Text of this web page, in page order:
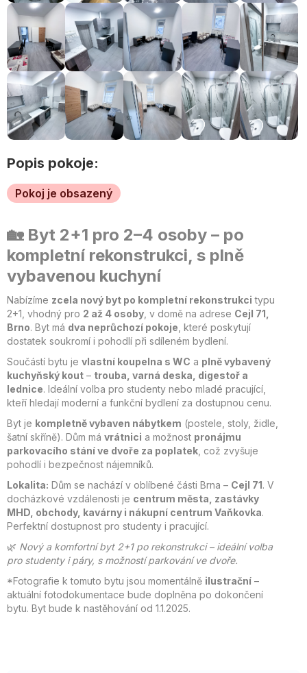
Popis pokoje:
Pokoj je obsazený
🏡 Byt 2+1 pro 2–4 osoby – po
kompletní rekonstrukci, s plně
vybavenou kuchyní
Nabízíme zcela nový byt po kompletní rekonstrukci typu
2+1, vhodný pro 2 až 4 osoby , v domě na adrese Cejl 71,
Brno. Byt má dva neprůchozí pokoje , které poskytují
dostatek soukromí i pohodlí při sdíleném bydlení.
Součástí bytu je vlastní koupelna s WC a plně vybavený
kuchyňský kout – trouba, varná deska, digestoř a
lednice. Ideální volba pro studenty nebo mladé pracující,
kteří hledají moderní a funkční bydlení za dostupnou cenu.
Byt je kompletně vybaven nábytkem (postele, stoly, židle,
šatní skříně). Dům má vrátnici a možnost pronájmu
parkovacího stání ve dvoře za poplatek , což zvyšuje
pohodlí i bezpečnost nájemníků.
Lokalita: Dům se nachází v oblíbené části Brna – Cejl 71. V
docházkové vzdálenosti je centrum města, zastávky
MHD, obchody, kavárny i nákupní centrum Vaňkovka.
Perfektní dostupnost pro studenty i pracující.
🌿 Nový a komfortní byt 2+1 po rekonstrukci – ideální volba
pro studenty i páry, s možností parkování ve dvoře.
*Fotografie k tomuto bytu jsou momentálně ilustrační –
aktuální fotodokumentace bude doplněna po dokončení
bytu. Byt bude k nastěhování od 1.1.2025.